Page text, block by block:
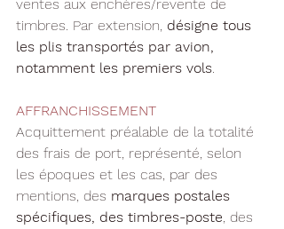
ventes aux enchères/revente de
timbres. Par extension, désigne tous
les plis transportés par avion,
notamment les premiers vols.
AFFRANCHISSEMENT
Acquittement préalable de la totalité
des frais de port, représenté, selon
les époques et les cas, par des
mentions, des marques postales
spécifiques, des timbres-poste, des